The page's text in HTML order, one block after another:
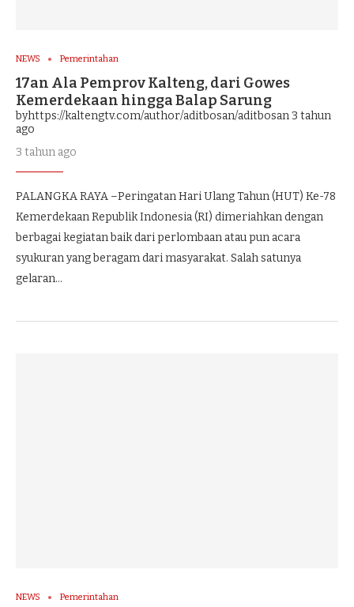
NEWS Pemerintahan
17an Ala Pemprov Kalteng, dari Gowes
Kemerdekaan hingga Balap Sarung
byhttps://kaltengtv.com/author/aditbosan/aditbosan3 tahun
ago
3 tahun ago
PALANGKA RAYA –Peringatan Hari Ulang Tahun (HUT) Ke-78
Kemerdekaan Republik Indonesia (RI) dimeriahkan dengan
berbagai kegiatan baik dari perlombaan atau pun acara
syukuran yang beragam dari masyarakat. Salah satunya
gelaran…
NEWS Pemerintahan